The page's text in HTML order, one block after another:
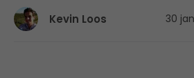
Kevin Loos 30